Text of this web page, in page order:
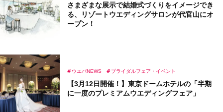
さまざまな展示で結婚式づくりをイメージでき
る、リゾートウエディングサロンが代官山にオ
ープン！
【3月12日開催！】東京ドームホテルの「半期
に一度のプレミアムウエディングフェア」
ウエパNEWS ブライダルフェア・イベント